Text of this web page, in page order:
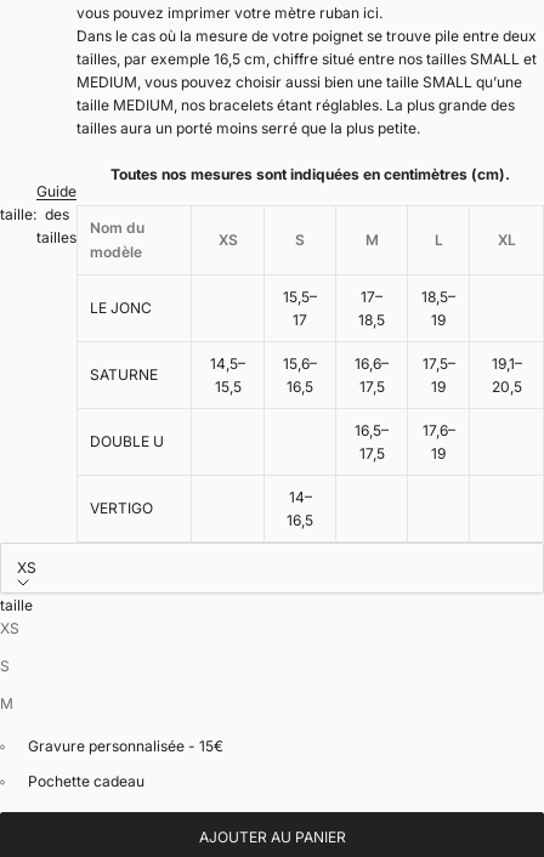
taille:
Guide
des
tailles
vous pouvez imprimer votre mètre ruban ici.
Dans le cas où la mesure de votre poignet se trouve pile entre deux
tailles, par exemple 16,5 cm, chiffre situé entre nos tailles SMALL et
MEDIUM, vous pouvez choisir aussi bien une taille SMALL qu’une
taille MEDIUM, nos bracelets étant réglables. La plus grande des
tailles aura un porté moins serré que la plus petite.
Toutes nos mesures sont indiquées en centimètres (cm).
Nom du
modèle
XS S M L XL
LE JONC
15,5–
17
17–
18,5
18,5–
19
SATURNE
14,5–
15,5
15,6–
16,5
16,6–
17,5
17,5–
19
19,1–
20,5
DOUBLE U
16,5–
17,5
17,6–
19
VERTIGO
14–
16,5
XS
taille
XS
S
M
Gravure personnalisée - 15€
Pochette cadeau
AJOUTER AU PANIER